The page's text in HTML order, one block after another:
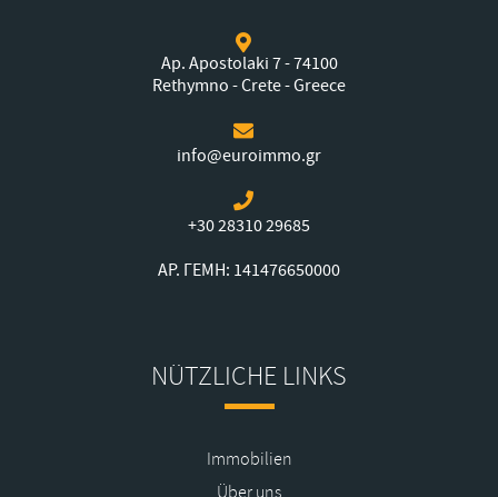
Ap. Apostolaki 7 - 74100
Rethymno - Crete - Greece
info@euroimmo.gr
+30 28310 29685
ΑΡ. ΓΕΜΗ: 141476650000
NÜTZLICHE LINKS
Immobilien